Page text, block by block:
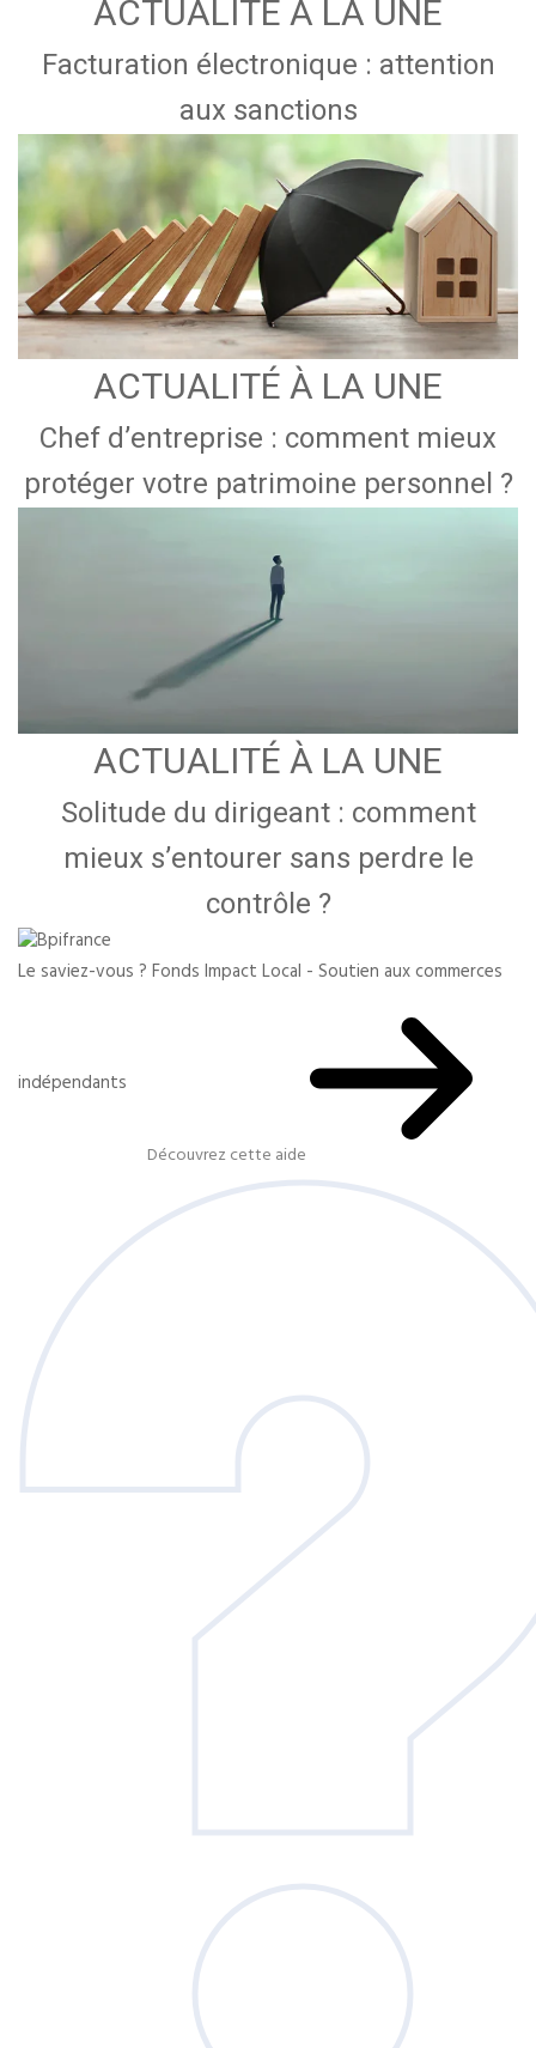
ACTUALITÉ À LA UNE
Facturation électronique : attention
aux sanctions
ACTUALITÉ À LA UNE
Chef d’entreprise : comment mieux
protéger votre patrimoine personnel ?
ACTUALITÉ À LA UNE
Solitude du dirigeant : comment
mieux s’entourer sans perdre le
contrôle ?
Le saviez-vous ?Fonds Impact Local - Soutien aux commerces
indépendants
Découvrez cette aide